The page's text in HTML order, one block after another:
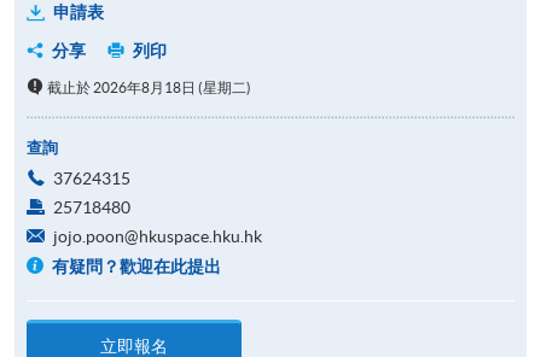
申請表
分享
列印
截止於 2026年8月18日 (星期二)
查詢
37624315
25718480
jojo.poon@hkuspace.hku.hk
有疑問？歡迎在此提出
立即報名